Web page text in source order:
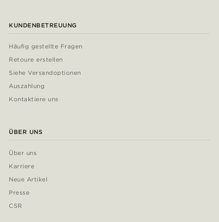
KUNDENBETREUUNG
Häufig gestellte Fragen
Retoure erstellen
Siehe Versandoptionen
Auszahlung
Kontaktiere uns
ÜBER UNS
Über uns
Karriere
Neue Artikel
Presse
CSR